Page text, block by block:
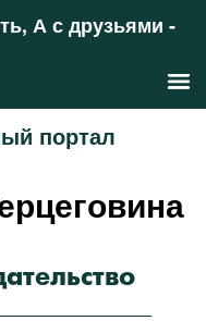
А с друзьями -
портал